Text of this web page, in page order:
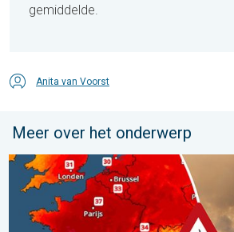
gemiddelde.
Anita van Voorst
Meer over het onderwerp
Ernstige bosbranden in Zuidwest-